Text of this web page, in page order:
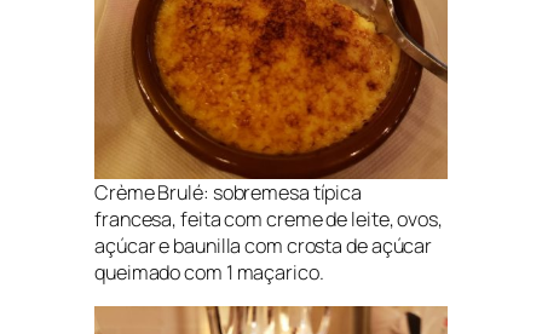
Crème Brulé: sobremesa típica
francesa, feita com creme de leite, ovos,
açúcar e baunilla com crosta de açúcar
queimado com 1 maçarico.